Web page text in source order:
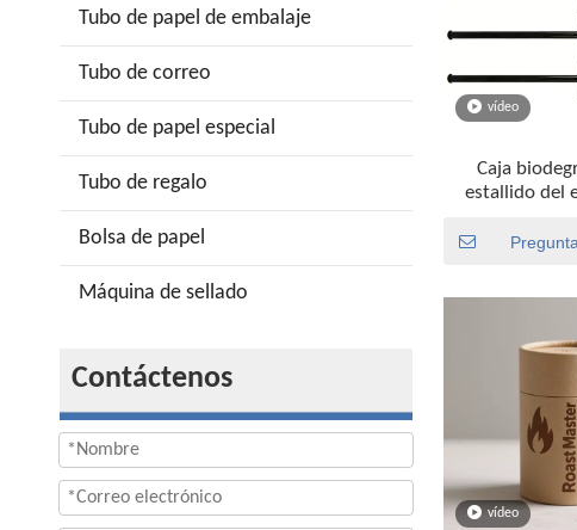
Tubo de papel de embalaje
Tubo de correo
Tubo de papel especial
Tubo de regalo
Bolsa de papel
Máquina de sellado
Contáctenos
vídeo
Caja
estallido del
categoría
envase de
vídeo